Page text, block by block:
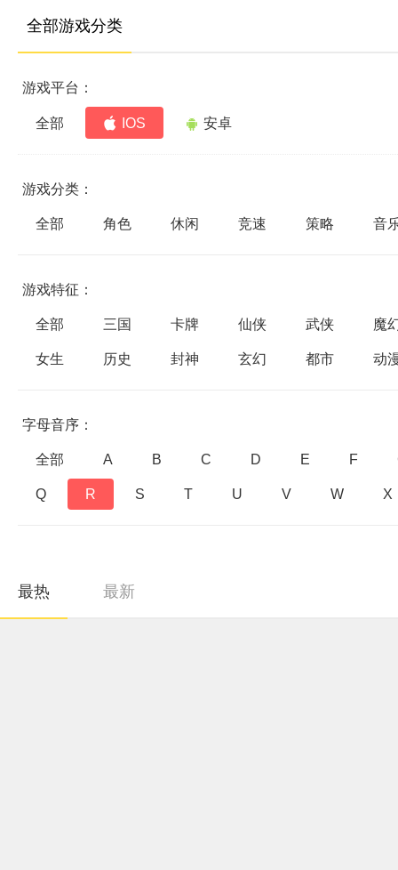
全部游戏分类
游戏平台：
全部 IOS 安卓
游戏分类：
全部 角色 休闲 竞速 策略 音
游戏特征：
全部 三国 卡牌 仙侠 武侠 魔
女生 历史 封神 玄幻 都市 动
字母音序：
全部 A B C D E F
Q R S T U V W X
最热 最新